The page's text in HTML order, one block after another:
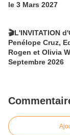
le 3 Mars 2027
🎬L'INVITATION
Penélope Cruz,
Rogen et Olivia
Septembre 2026